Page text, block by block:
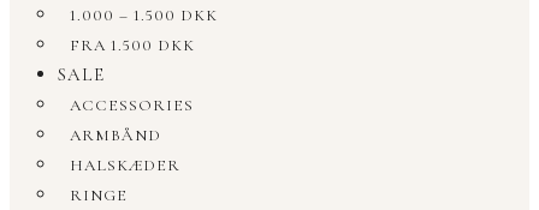
1.000 – 1.500 DKK
FRA 1.500 DKK
SALE
ACCESSORIES
ARMBÅND
HALSKÆDER
RINGE